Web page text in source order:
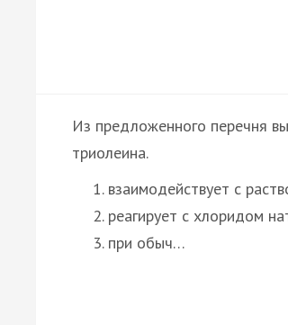
Из предложенного перечня
триолеина.
взаимодействует с
реагирует с хлоридом
при обыч…